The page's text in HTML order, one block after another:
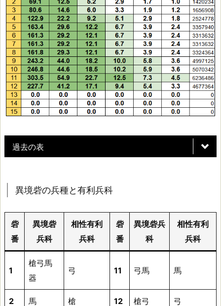
レ
ベ
ル
ア
ッ
に
必
な
値
過去の表
異境砦の兵種と有利兵科
砦
番
異境砦
兵科
相性有利
兵科
砦
番
異境砦兵
科
相性有利
兵科
1
槍弓馬
器
弓 11 弓馬 馬
2 馬 槍 12 槍弓 弓